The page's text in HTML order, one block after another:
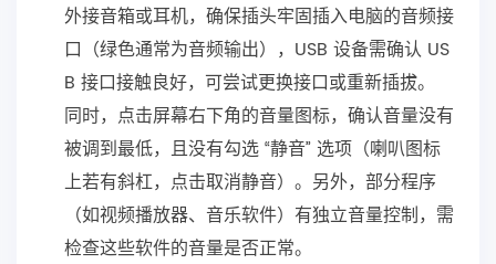
外接音箱或耳机，确保插头牢固插入电脑的音频接
口（绿色通常为音频输出），USB 设备需确认 US
B 接口接触良好，可尝试更换接口或重新插拔。
同时，点击屏幕右下角的音量图标，确认音量没有
被调到最低，且没有勾选 “静音” 选项（喇叭图标
上若有斜杠，点击取消静音）。另外，部分程序
（如视频播放器、音乐软件）有独立音量控制，需
检查这些软件的音量是否正常。